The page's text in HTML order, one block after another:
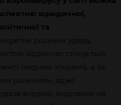
юридичної,
та
рішення уряду,
водночас стосується
людини зокрема, а за
рішенням, адже
владою, виділених на